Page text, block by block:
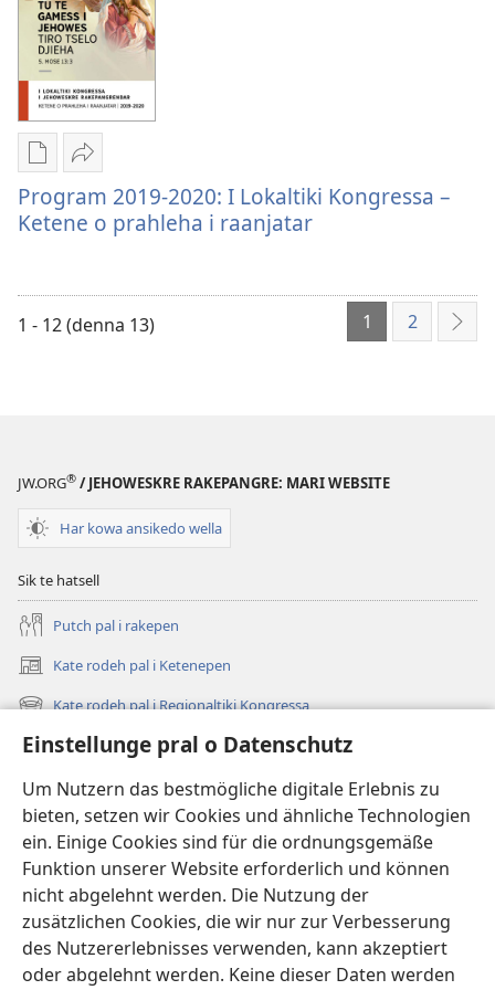
Einstellunge pral o Datenschutz
Um Nutzern das bestmögliche digitale Erlebnis zu
bieten, setzen wir Cookies und ähnliche Technologien
ein. Einige Cookies sind für die ordnungsgemäße
Funktion unserer Website erforderlich und können
nicht abgelehnt werden. Die Nutzung der
zusätzlichen Cookies, die wir nur zur Verbesserung
des Nutzererlebnisses verwenden, kann akzeptiert
oder abgelehnt werden. Keine dieser Daten werden
2021
Downloadtike
optione
pash
digitaltike
Program
2019-
o
prahleha
i
Bitche
Program
2019-
2020:
Lokaltiki
Kongressa –
Program 2019-2020: I Lokaltiki Kongressa –
Ketene o prahleha i raanjatar
1 - 12 (denna 13) 1 2
JW.ORG® / JEHOWESKRE RAKEPANGRE: MARI WEBSITE
Har kowa ansikedo wella
Sik te hatsell
Putch pal i rakepen
Kate rodeh pal i Ketenepen
(opens
new Kate rodeh pal i Regionaltiki Kongressa
(opens
new
window)
Dikh, hoi newes hi
Videos
Rode
Te khameh lowe te dell
(opens
window)Watchtower Online Bibliotheka
(opens
new
®